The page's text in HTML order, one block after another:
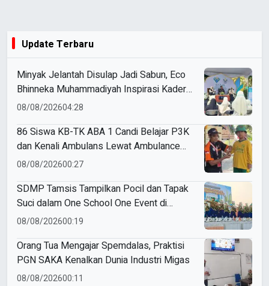
Update Terbaru
Minyak Jelantah Disulap Jadi Sabun, Eco
Bhinneka Muhammadiyah Inspirasi Kader
Nasyiatul Aisyiyah
08/08/202604:28
86 Siswa KB-TK ABA 1 Candi Belajar P3K
dan Kenali Ambulans Lewat Ambulance
Goes to Schools
08/08/202600:27
SDMP Tamsis Tampilkan Pocil dan Tapak
Suci dalam One School One Event di
Mojokerto
08/08/202600:19
Orang Tua Mengajar Spemdalas, Praktisi
PGN SAKA Kenalkan Dunia Industri Migas
08/08/202600:11